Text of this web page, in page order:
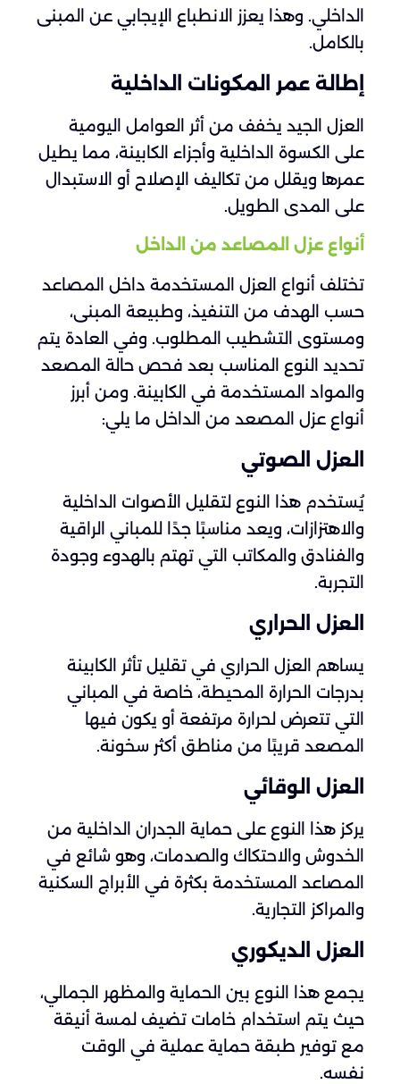
الداخلي. وهذا يعزز الانطباع الإيجابي عن المبنى
بالكامل.
إطالة عمر المكونات الداخلية
العزل الجيد يخفف من أثر العوامل اليومية
على الكسوة الداخلية وأجزاء الكابينة، مما يطيل
عمرها ويقلل من تكاليف الإصلاح أو الاستبدال
على المدى الطويل.
أنواع عزل المصاعد من الداخل
تختلف أنواع العزل المستخدمة داخل المصاعد
حسب الهدف من التنفيذ، وطبيعة المبنى،
ومستوى التشطيب المطلوب. وفي العادة يتم
تحديد النوع المناسب بعد فحص حالة المصعد
والمواد المستخدمة في الكابينة. ومن أبرز
أنواع عزل المصعد من الداخل ما يلي:
العزل الصوتي
يُستخدم هذا النوع لتقليل الأصوات الداخلية
والاهتزازات، ويعد مناسبًا جدًا للمباني الراقية
والفنادق والمكاتب التي تهتم بالهدوء وجودة
التجربة.
العزل الحراري
يساهم العزل الحراري في تقليل تأثر الكابينة
بدرجات الحرارة المحيطة، خاصة في المباني
التي تتعرض لحرارة مرتفعة أو يكون فيها
المصعد قريبًا من مناطق أكثر سخونة.
العزل الوقائي
يركز هذا النوع على حماية الجدران الداخلية من
الخدوش والاحتكاك والصدمات، وهو شائع في
المصاعد المستخدمة بكثرة في الأبراج السكنية
والمراكز التجارية.
العزل الديكوري
يجمع هذا النوع بين الحماية والمظهر الجمالي،
حيث يتم استخدام خامات تضيف لمسة أنيقة
مع توفير طبقة حماية عملية في الوقت
نفسه.